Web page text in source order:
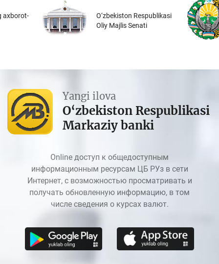
axborot-
O‘zbekiston Respublikasi
Oliy Majlis Senati
Yangi ilova
O‘zbekiston Respublikasi
Markaziy banki
Online доступ к общедоступным
информационным ресурсам ЦБ РУз в сети
Интернет, с возможностью просматривать и
получать обновленную информацию, в том
числе сведения о курсах валют.